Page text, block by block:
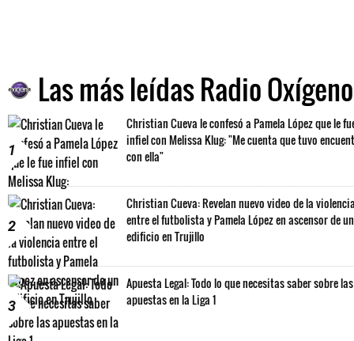
Las más leídas Radio Oxígeno
1
Christian Cueva le confesó a Pamela López que le
infiel con Melissa Klug: "Me cuenta que tuvo
con ella"
2
Christian Cueva: Revelan nuevo video de la
entre el futbolista y Pamela López en ascensor de un
edificio en Trujillo
3
Apuesta Legal: Todo lo que necesitas saber sobre las
apuestas en la Liga 1